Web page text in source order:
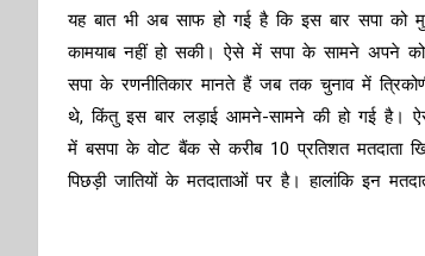
यह बात भी अब साफ हो गई है कि इस बार सपा को
कामयाब नहीं हो सकी। ऐसे में सपा के सामने अपने
सपा के रणनीतिकार मानते हैं जब तक चुनाव में
थे, किंतु इस बार लड़ाई आमने-सामने की हो गई है।
में बसपा के वोट बैंक से करीब 10 प्रतिशत
पिछड़ी जातियों के मतदाताओं पर है। हालांकि इन